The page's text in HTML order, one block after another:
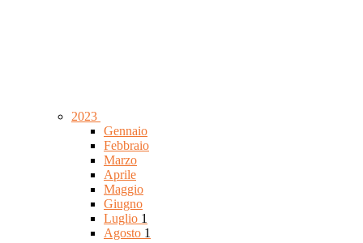
2023
Gennaio
Febbraio
Marzo
Aprile
Maggio
Giugno
Luglio 1
Agosto 1